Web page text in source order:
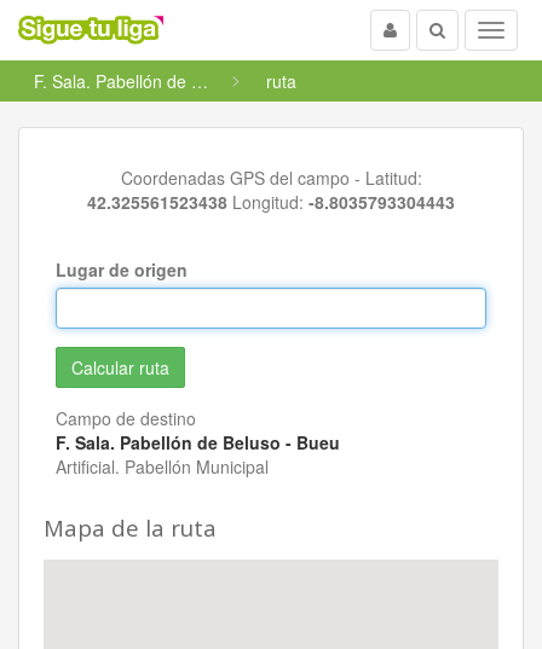
Menu
Buscar
Usuario
F. Sala. Pabellón de Beluso - Bueu
ruta
Coordenadas GPS del campo - Latitud:
42.325561523438 Longitud: -8.8035793304443
Lugar de origen
Campo de destino
F. Sala. Pabellón de Beluso - Bueu
Artificial. Pabellón Municipal
Mapa de la ruta